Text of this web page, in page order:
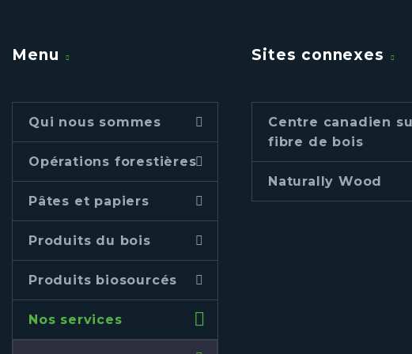
Menu
Qui nous sommes
Opérations forestières
Pâtes et papiers
Produits du bois
Produits biosourcés
Nos services
Sites connexes
Centre canadien
fibre de bois
Naturally Wood